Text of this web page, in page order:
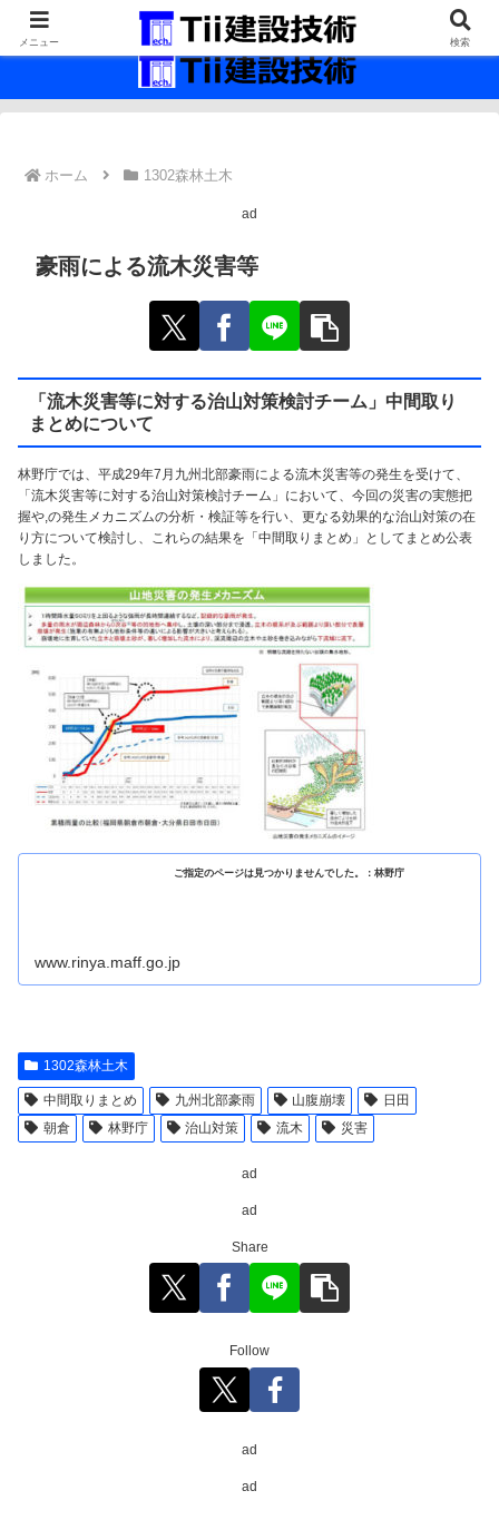
最新の建設技術の情報インフラ。
ホーム 1302森林土木
ad
豪雨による流木災害等
「流木災害等に対する治山対策検討チーム」中間取り
まとめについて
林野庁では、平成29年7月九州北部豪雨による流木災害等の発生を受けて、
「流木災害等に対する治山対策検討チーム」において、今回の災害の実態把
握や,の発生メカニズムの分析・検証等を行い、更なる効果的な治山対策の在
り方について検討し、これらの結果を「中間取りまとめ」としてまとめ公表
しました。
ご指定のページは見つかりませんでした。：林野庁
www.rinya.maff.go.jp
1302森林土木
中間取りまとめ 九州北部豪雨 山腹崩壊
日田
朝倉
林野庁 治山対策 流木 災害
ad
ad
Share
Follow
ad
ad
メニュー 検索